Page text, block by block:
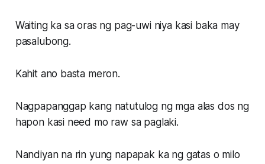
Waiting ka sa oras ng pag-uwi niya kasi baka may
pasalubong.
Kahit ano basta meron.
Nagpapanggap kang natutulog ng mga alas dos ng
hapon kasi need mo raw sa paglaki.
Nandiyan na rin yung napapak ka ng gatas o milo